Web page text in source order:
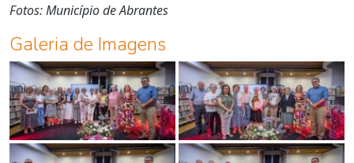
Fotos: Município de Abrantes
Galeria de Imagens